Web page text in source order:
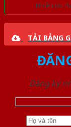
Nhiều ưu
TẢI BẢNG
Đăng ký